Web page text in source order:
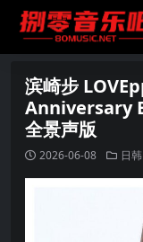
滨崎步
Anniversary
全景声版
2026-06-08 日韩